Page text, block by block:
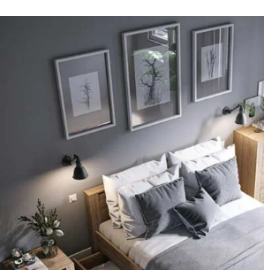
Biuro, Gabinet
Zobacz meble do biura